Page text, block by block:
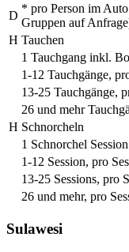
D
* pro Person im
Gruppen auf
H Tauchen
1 Tauchgang inkl.
1-12 Tauchgänge,
13-25 Tauchgänge,
26 und mehr
H Schnorcheln
1 Schnorchel Session
1-12 Session, pro
13-25 Sessions, pro
26 und mehr, pro
Sulawesi